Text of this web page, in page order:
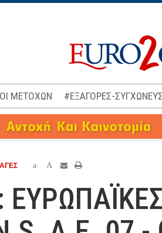
ΜΕΤΟΧΩΝ #ΕΞΑΓΟΡΕΣ-
a A